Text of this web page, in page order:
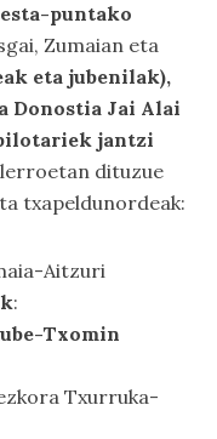
puntako
Zumaian eta
eta jubenilak),
Donostia Jai Alai
jantzi
dituzue
txapeldunordeak:
Aitzuri
:
Txomin
Txurruka-